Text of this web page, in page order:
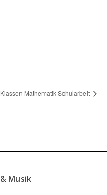
Mathematik Schularbeit
Musik